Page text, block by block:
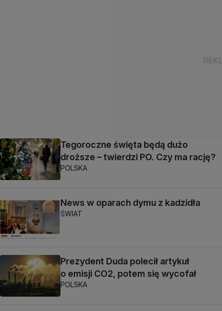
Tegoroczne święta będą dużo
droższe – twierdzi PO. Czy ma rację?
POLSKA
News w oparach dymu z kadzidła
ŚWIAT
Prezydent Duda polecił artykuł
o emisji CO2, potem się wycofał
POLSKA